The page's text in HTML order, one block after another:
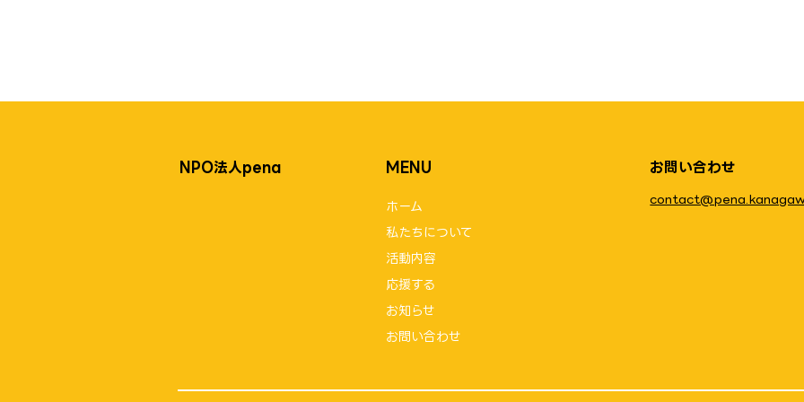
NPO法人pena MENU
ホーム
私たちについて
活動内容
応援する
お知らせ
お問い合わせ
お問い合わせ